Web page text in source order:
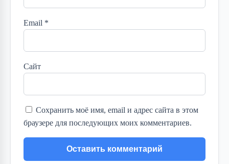
Email *
Сайт
Сохранить моё имя, email и адрес сайта в этом
браузере для последующих моих комментариев.